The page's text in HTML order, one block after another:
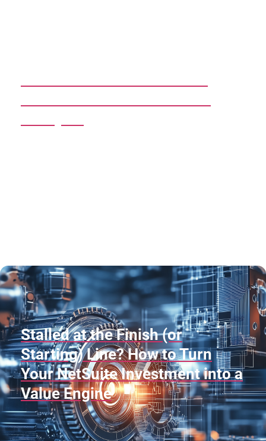
Stalled at the Finish (or
Starting) Line? How to Turn
Your NetSuite Investment into a
Value Engine